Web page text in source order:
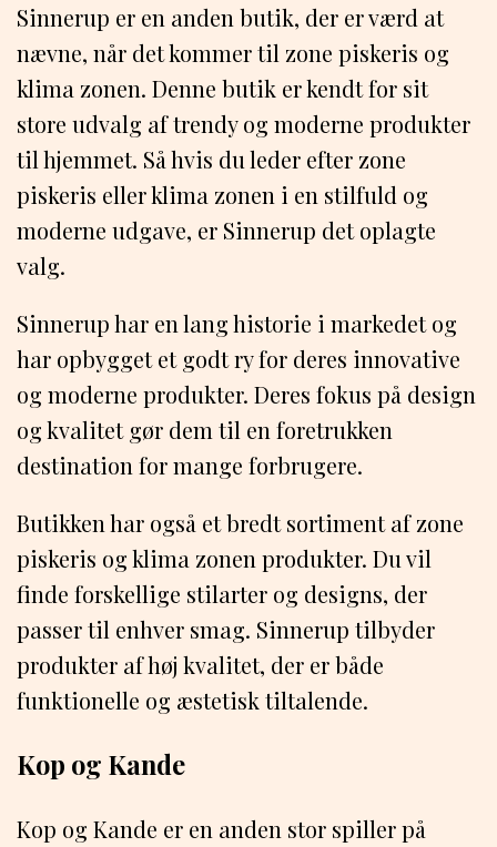
Sinnerup er en anden butik, der er værd at
nævne, når det kommer til zone piskeris og
klima zonen. Denne butik er kendt for sit
store udvalg af trendy og moderne produkter
til hjemmet. Så hvis du leder efter zone
piskeris eller klima zonen i en stilfuld og
moderne udgave, er Sinnerup det oplagte
valg.
Sinnerup har en lang historie i markedet og
har opbygget et godt ry for deres innovative
og moderne produkter. Deres fokus på design
og kvalitet gør dem til en foretrukken
destination for mange forbrugere.
Butikken har også et bredt sortiment af zone
piskeris og klima zonen produkter. Du vil
finde forskellige stilarter og designs, der
passer til enhver smag. Sinnerup tilbyder
produkter af høj kvalitet, der er både
funktionelle og æstetisk tiltalende.
Kop og Kande
Kop og Kande er en anden stor spiller på